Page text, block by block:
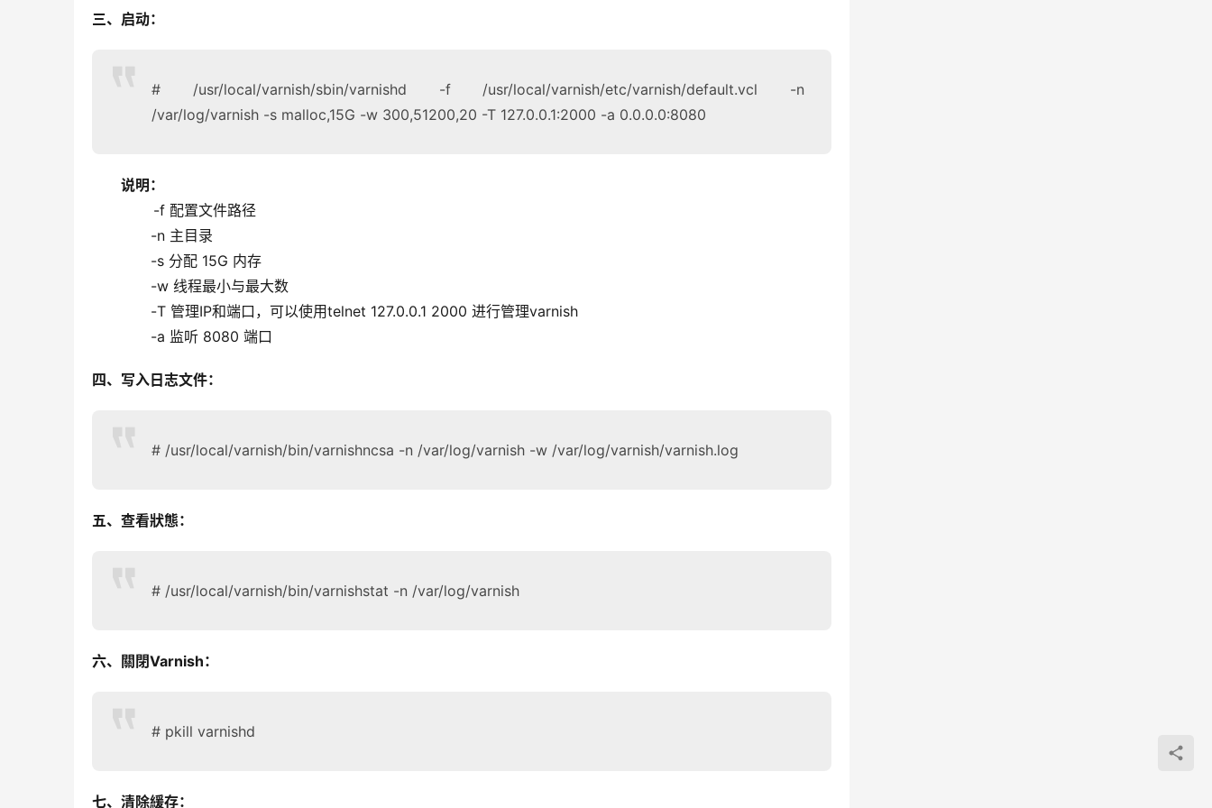
三、启动：
# /usr/local/varnish/sbin/varnishd -f /usr/local/varnish/etc/varnish/default.vcl -n
/var/log/varnish -s malloc,15G -w 300,51200,20 -T 127.0.0.1:2000 -a 0.0.0.0:8080
说明：
-f 配置文件路径
-n 主目录
-s 分配 15G 内存
-w 线程最小与最大数
-T 管理IP和端口，可以使用telnet 127.0.0.1 2000 进行管理varnish
-a 监听 8080 端口
四、写入日志文件：
# /usr/local/varnish/bin/varnishncsa -n /var/log/varnish -w /var/log/varnish/varnish.log
五、查看狀態：
# /usr/local/varnish/bin/varnishstat -n /var/log/varnish
六、關閉Varnish：
# pkill varnishd
七、清除緩存：